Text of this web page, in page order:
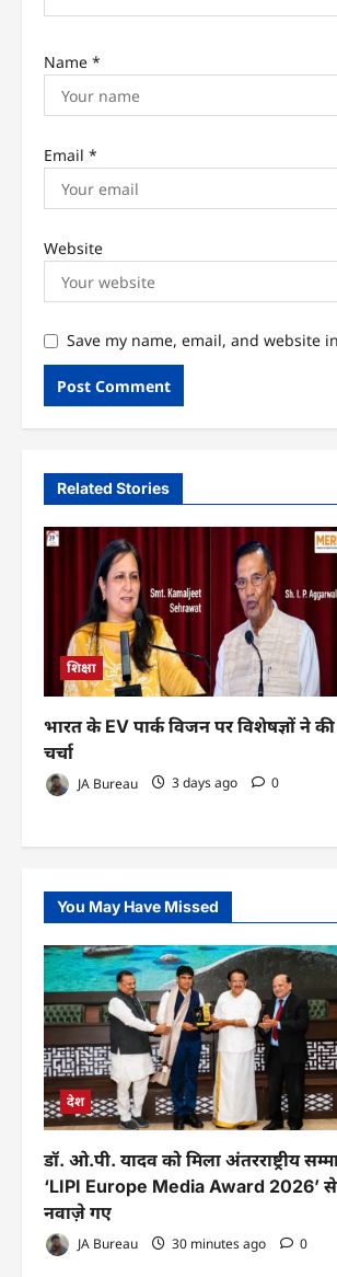
n
Name *
Email *
Website
Save my name, email, and website
Related Stories
शिक्षा
भारत के EV पार्क विजन पर विशेषज्ञों ने की
चर्चा
JA Bureau 3 days ago 0
You May Have Missed
देश
डॉ. ओ.पी. यादव को मिला अंतरराष्ट्रीय
‘LIPI Europe Media Award 2026’ से
नवाज़े गए
JA Bureau 30 minutes ago 0